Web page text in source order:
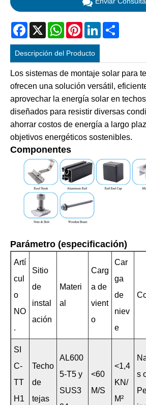
Facebook
X WhatsAppPinterestLinkedIn
Descripción del Producto
Los sistemas de montaje solar para
ofrecen una solución versátil,
aprovechar la energía solar en
diseñados para resistir diversas
ahorrar costos de energía a largo
objetivos energéticos sostenibles.
Componentes
Parámetro (especificación)
Artí
cul
o
NO
.
Sitio
de
instal
ación
Materi
al
Carg
a de
vient
o
Car
ga
de
niev
e
SI
C-
TT
H1
Techo
de
tejas
AL600
5-T5 y
SUS3
<60
M/S
<1,4
KN/
M²
s